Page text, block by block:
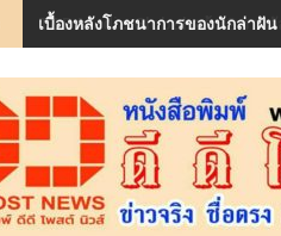
เบื้องหลังโภชนาการของนักล่าฝั